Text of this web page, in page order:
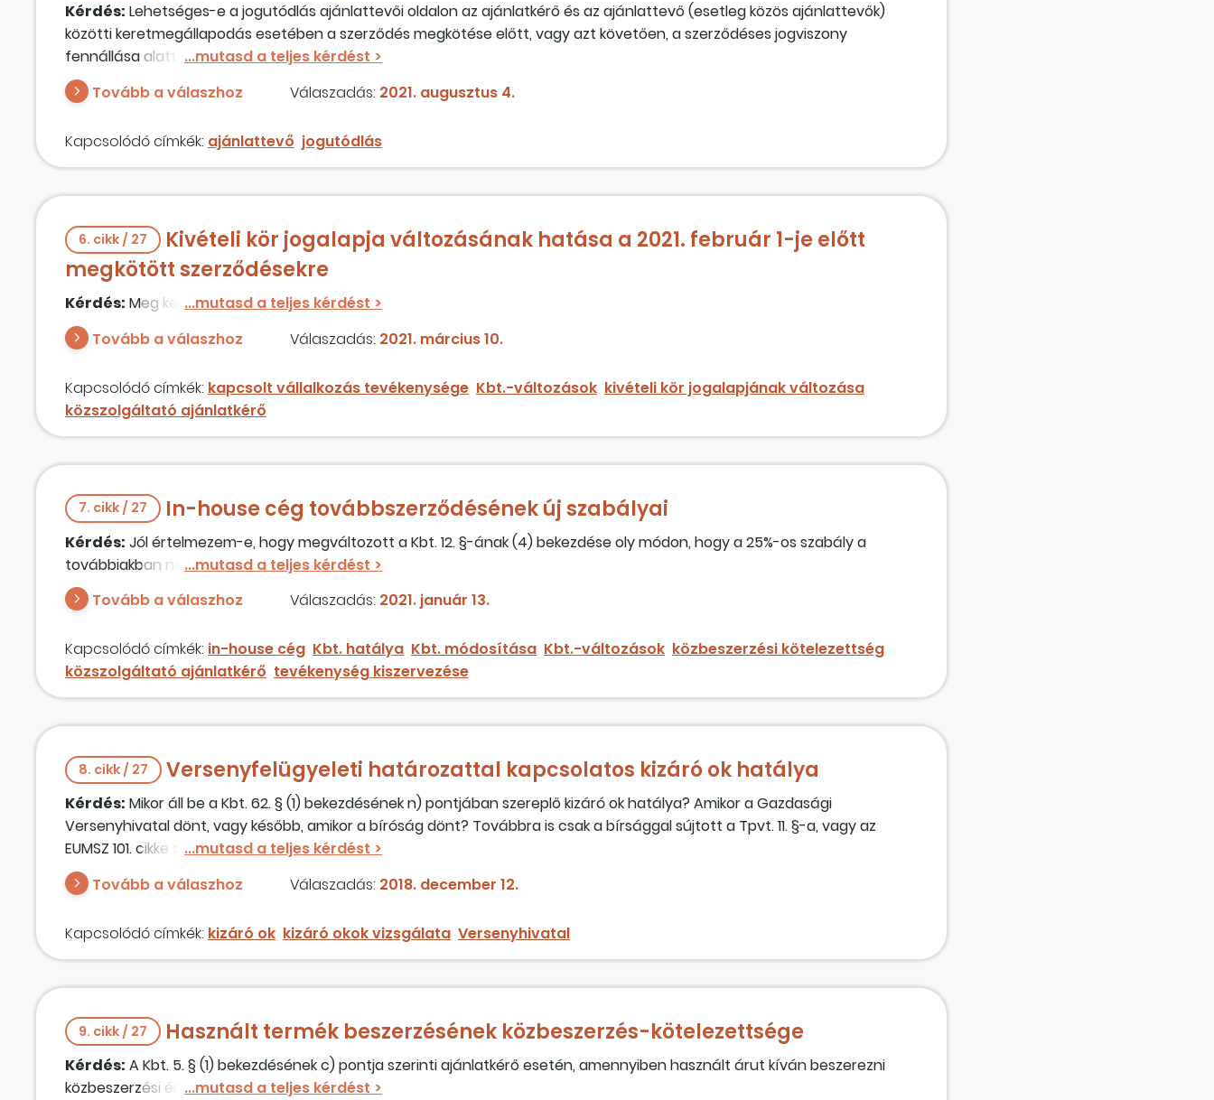
Kérdés: Lehetséges-e a jogutódlás ajánlattevői oldalon az ajánlatkérő és az ajánlattevő (esetleg közös ajánlattevők)
közötti keretmegállapodás esetében a szerződés megkötése előtt, vagy azt követően, a szerződéses jogviszony
fennállása alatt? A jogutódlás milyen formái megengedettek, alkalmazható-e például a Ptk. 6:208. §-ában szabályozott
szerződésátruházás?
Tovább a válaszhoz Válaszadás: 2021. augusztus 4.
Kapcsolódó címkék: ajánlattevő jogutódlás
6. cikk / 27
Kivételi kör jogalapja változásának hatása a 2021. február 1-je előtt
megkötött szerződésekre
Kérdés: Meg kell-e szüntetnem a Kbt. 12. § (4) bekezdésének módosítását megelőzően kötött szerződéseket?
Tovább a válaszhoz
Válaszadás: 2021. március 10.
Kapcsolódó címkék: kapcsolt vállalkozás tevékenysége Kbt.-változások kivételi kör jogalapjának változása
közszolgáltató ajánlatkérő
7. cikk / 27 In-house cég továbbszerződésének új szabályai
Kérdés: Jól értelmezem-e, hogy megváltozott a Kbt. 12. §-ának (4) bekezdése oly módon, hogy a 25%-os szabály a
továbbiakban nem érvényesül? Fel is kell mondani emiatt a szerződéseket, amelyek közbeszerzésben köttettek?
Tovább a válaszhoz
Válaszadás: 2021. január 13.
Kapcsolódó címkék: in-house cég Kbt. hatálya Kbt. módosítása Kbt.-változások közbeszerzési kötelezettség
közszolgáltató ajánlatkérő tevékenység kiszervezése
8. cikk / 27 Versenyfelügyeleti határozattal kapcsolatos kizáró ok hatálya
Kérdés: Mikor áll be a Kbt. 62. § (1) bekezdésének n) pontjában szereplő kizáró ok hatálya? Amikor a Gazdasági
Versenyhivatal dönt, vagy később, amikor a bíróság dönt? Továbbra is csak a bírsággal sújtott a Tpvt. 11. §-a, vagy az
EUMSZ 101. cikke szerinti jogszabálysértés alapján van helye a kizáró ok megállapításának? A bírságot azonnal be kell fizetni,
de ha bíróság elé kerül az ügy, abban az esetben mikortól tartozik a kizáró okok hatálya alá az ajánlattevő?
Tovább a válaszhoz Válaszadás: 2018. december 12.
Kapcsolódó címkék: kizáró ok kizáró okok vizsgálata Versenyhivatal
9. cikk / 27 Használt termék beszerzésének közbeszerzés-kötelezettsége
Kérdés: A Kbt. 5. § (1) bekezdésének c) pontja szerinti ajánlatkérő esetén, amennyiben használt árut kíván beszerezni
közbeszerzési értékhatár felett, kell-e közbeszerzési eljárást lefolytatnia?